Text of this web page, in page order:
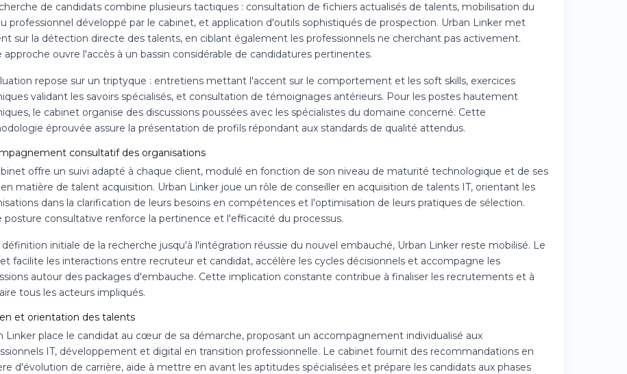
de candidats combine plusieurs tactiques : consultation de fichiers actualisés de talents, mobilisation du
professionnel développé par le cabinet, et application d'outils sophistiqués de prospection. Urban Linker met
sur la détection directe des talents, en ciblant également les professionnels ne cherchant pas activement.
approche ouvre l'accès à un bassin considérable de candidatures pertinentes.
repose sur un triptyque : entretiens mettant l'accent sur le comportement et les soft skills, exercices
validant les savoirs spécialisés, et consultation de témoignages antérieurs. Pour les postes hautement
le cabinet organise des discussions poussées avec les spécialistes du domaine concerné. Cette
éprouvée assure la présentation de profils répondant aux standards de qualité attendus.
consultatif des organisations
offre un suivi adapté à chaque client, modulé en fonction de son niveau de maturité technologique et de ses
matière de talent acquisition. Urban Linker joue un rôle de conseiller en acquisition de talents IT, orientant les
dans la clarification de leurs besoins en compétences et l'optimisation de leurs pratiques de sélection.
posture consultative renforce la pertinence et l'efficacité du processus.
définition initiale de la recherche jusqu'à l'intégration réussie du nouvel embauché, Urban Linker reste mobilisé. Le
facilite les interactions entre recruteur et candidat, accélère les cycles décisionnels et accompagne les
autour des packages d'embauche. Cette implication constante contribue à finaliser les recrutements et à
tous les acteurs impliqués.
et orientation des talents
Linker place le candidat au cœur de sa démarche, proposant un accompagnement individualisé aux
IT, développement et digital en transition professionnelle. Le cabinet fournit des recommandations en
d'évolution de carrière, aide à mettre en avant les aptitudes spécialisées et prépare les candidats aux phases